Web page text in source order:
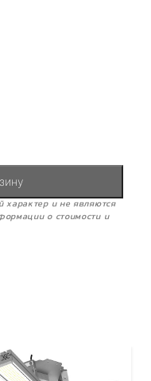
характер и не являются
о стоимости и